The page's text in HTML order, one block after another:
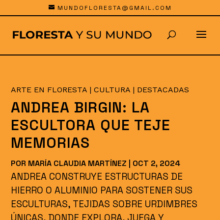
MUNDOFLORESTA@GMAIL.COM
ARTE EN FLORESTA |CULTURA | DESTACADAS
ANDREA BIRGIN: LA
ESCULTORA QUE TEJE
MEMORIAS
POR MARÍA CLAUDIA MARTÍNEZ OCT 2, 2024
ANDREA CONSTRUYE ESTRUCTURAS DE
HIERRO O ALUMINIO PARA SOSTENER SUS
ESCULTURAS, TEJIDAS SOBRE URDIMBRES